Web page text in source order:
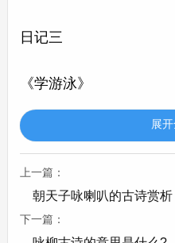
日记三
《学游泳》
暑假开始学游泳啦。站
水，心里既兴奋又有点
吸方法，我试着把头埋
抬起。经过多次练习，
展
上一篇：
朝天子咏喇叭的古诗赏析
下一篇：